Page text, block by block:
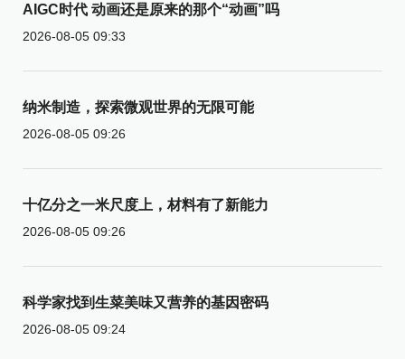
AIGC时代 动画还是原来的那个“动画”吗
2026-08-05 09:33
纳米制造，探索微观世界的无限可能
2026-08-05 09:26
十亿分之一米尺度上，材料有了新能力
2026-08-05 09:26
科学家找到生菜美味又营养的基因密码
2026-08-05 09:24